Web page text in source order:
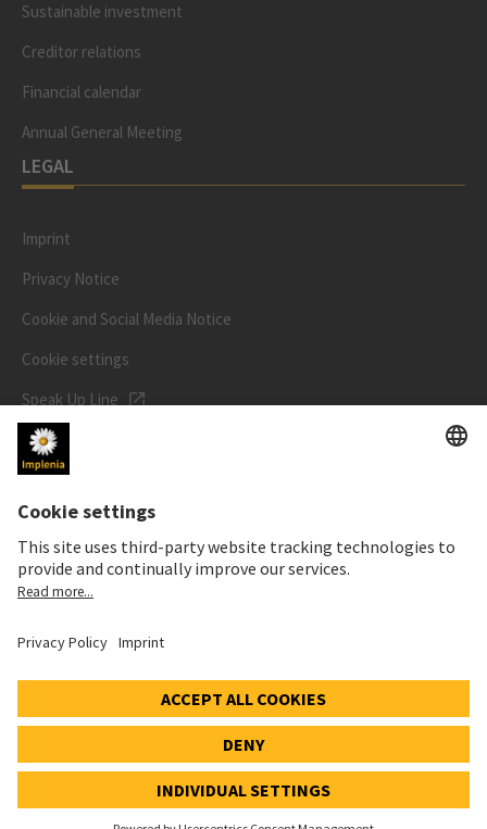
Sustainable investment
Creditor relations
Financial calendar
Annual General Meeting
LEGAL
Imprint
Privacy Notice
Cookie and Social Media Notice
Cookie settings
Speak Up Line
STOCK PRICE
ISIN: CH0023868554
63,20 CHF
-1,20 CHF (-1,86%)
© 2026 Implenia AG